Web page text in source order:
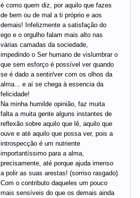
é como quem diz, por aquilo que fazes
de bem ou de mal a ti próprio e aos
demais! Infelizmente a satisfação do
ego e o orgulho falam mais alto nas
várias camadas da sociedade,
impedindo o Ser humano de vislumbrar o
que sem esforço é possível ver quando
se é dado a sentir/ver com os olhos da
alma... e aí se chega à essencia da
felicidade!
Na minha humilde opinião, faz muita
falta a muita gente alguns instantes de
reflexão sobre aquilo que lê, aquilo que
ouve e até aquilo que possa ver, pois a
introspecção é um nutriente
importantíssimo para a alma,
precisamente, até porque ajuda imenso
a polir as suas arestas! (sorriso rasgado)
Com o contributo daqueles um pouco
mais sensíveis do que os demais ainda